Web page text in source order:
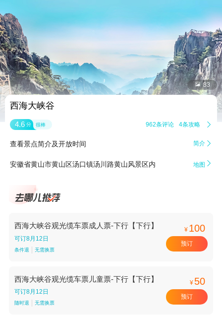
 33
西海大峡谷
4.6 分 很棒 962条评论 4条攻略 
查看景点简介及开放时间 简介 
安徽省黄山市黄山区汤口镇汤川路黄山风景区内 地图 
西海大峡谷观光缆车票成人票-下行【下行】
可订8月12日
条件退 无需换票
¥ 100
预订
西海大峡谷观光缆车票儿童票-下行【下行】
可订8月12日
随时退 无需换票
¥ 50
预订
